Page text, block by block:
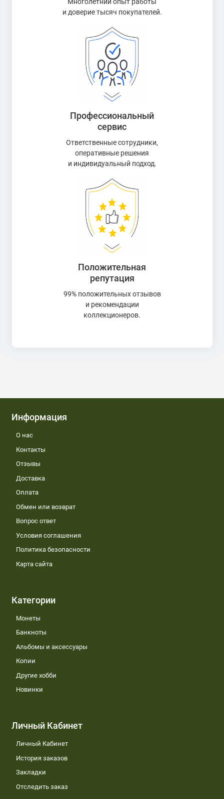
Многолетний опыт работы
и доверие тысяч покупателей.
Профессиональный
сервис
Ответственные сотрудники,
оперативные решения
и индивидуальный подход.
Положительная
репутация
99% положительных отзывов
и рекомендации
коллекционеров.
Информация
О нас
Контакты
Отзывы
Доставка
Оплата
Обмен или возврат
Вопрос ответ
Условия соглашения
Политика безопасности
Карта сайта
Категории
Монеты
Банкноты
Альбомы и аксессуары
Копии
Другие хобби
Новинки
Личный Кабинет
Личный Кабинет
История заказов
Закладки
Отследить заказ